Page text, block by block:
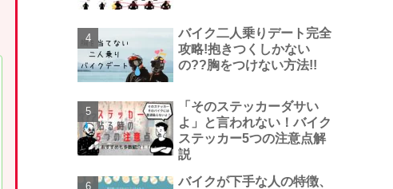
バイク二人乗りデート完全
攻略!抱きつくしかない
の??胸をつけない方法!!
「そのステッカーダサい
よ」と言われない！バイク
ステッカー5つの注意点解
説
バイクが下手な人の特徴、